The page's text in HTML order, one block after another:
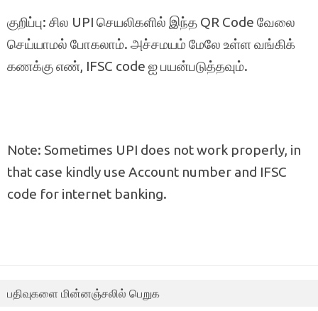
குறிப்பு: சில UPI செயலிகளில் இந்த QR Code வேலை
செய்யாமல் போகலாம். அச்சமயம் மேலே உள்ள வங்கிக்
கணக்கு எண், IFSC code ஐ பயன்படுத்தவும்.
Note: Sometimes UPI does not work properly, in
that case kindly use Account number and IFSC
code for internet banking.
பதிவுகளை மின்னஞ்சலில் பெறுக